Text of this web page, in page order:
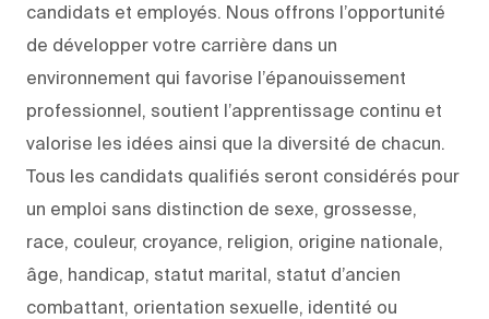
candidats et employés. Nous offrons l’opportunité
de développer votre carrière dans un
environnement qui favorise l’épanouissement
professionnel, soutient l’apprentissage continu et
valorise les idées ainsi que la diversité de chacun.
Tous les candidats qualifiés seront considérés pour
un emploi sans distinction de sexe, grossesse,
race, couleur, croyance, religion, origine nationale,
âge, handicap, statut marital, statut d’ancien
combattant, orientation sexuelle, identité ou